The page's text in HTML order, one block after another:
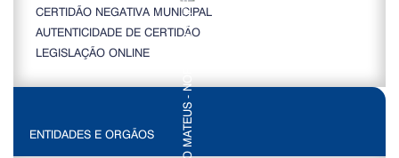
CERTIDÃO NEGATIVA MUNICIPAL
AUTENTICIDADE DE CERTIDÃO
LEGISLAÇÃO ONLINE
ENTIDADES E ORGÃOS